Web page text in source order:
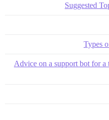
Suggested
Types
Advice on a support bot for